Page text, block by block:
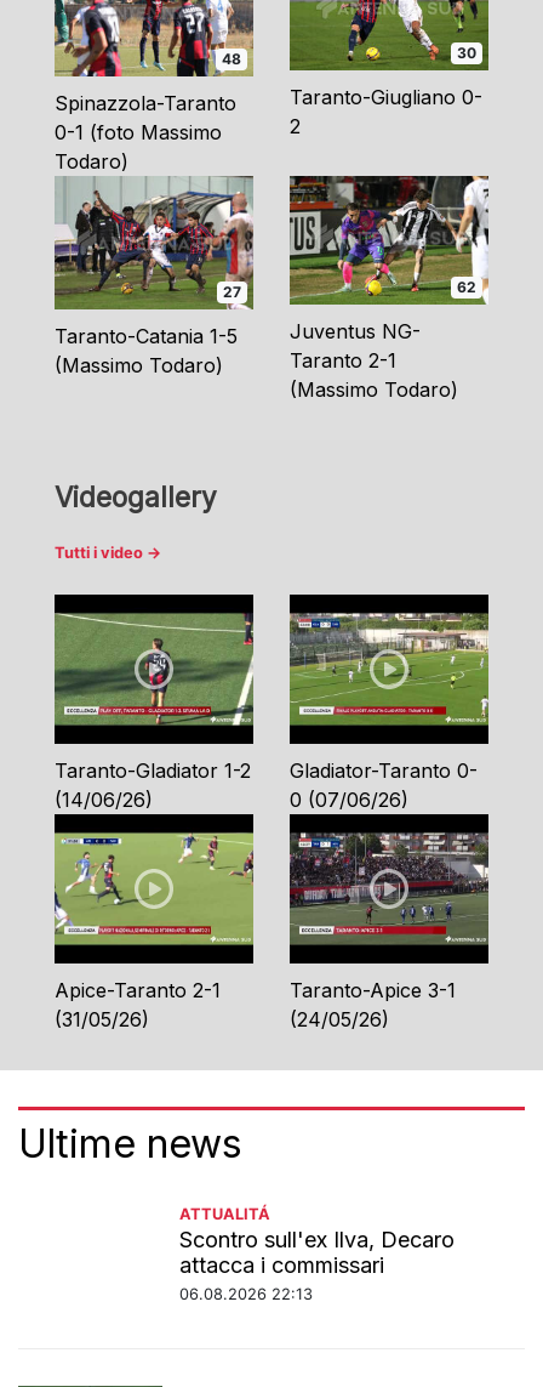
48
Spinazzola-Taranto
0-1 (foto Massimo
Todaro)
30
Taranto-Giugliano 0-
2
27
Taranto-Catania 1-5
(Massimo Todaro)
62
Juventus NG-
Taranto 2-1
(Massimo Todaro)
Videogallery
Tutti i video →
Taranto-Gladiator 1-2
(14/06/26)
Gladiator-Taranto 0-
0 (07/06/26)
Apice-Taranto 2-1
(31/05/26)
Taranto-Apice 3-1
(24/05/26)
Ultime news
ATTUALITÁ
Scontro sull'ex Ilva, Decaro
attacca i commissari
06.08.2026 22:13